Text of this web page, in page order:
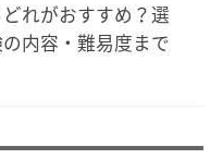
れがおすすめ？選
内容・難易度まで